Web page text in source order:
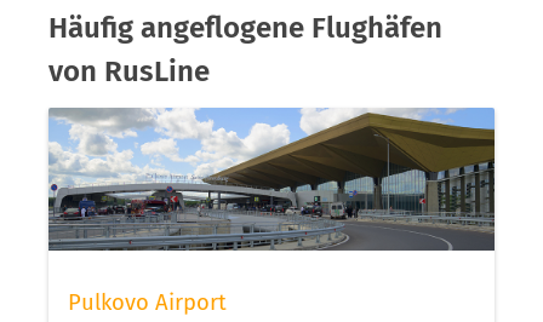
Häufig angeflogene Flughäfen
von RusLine
Pulkovo Airport